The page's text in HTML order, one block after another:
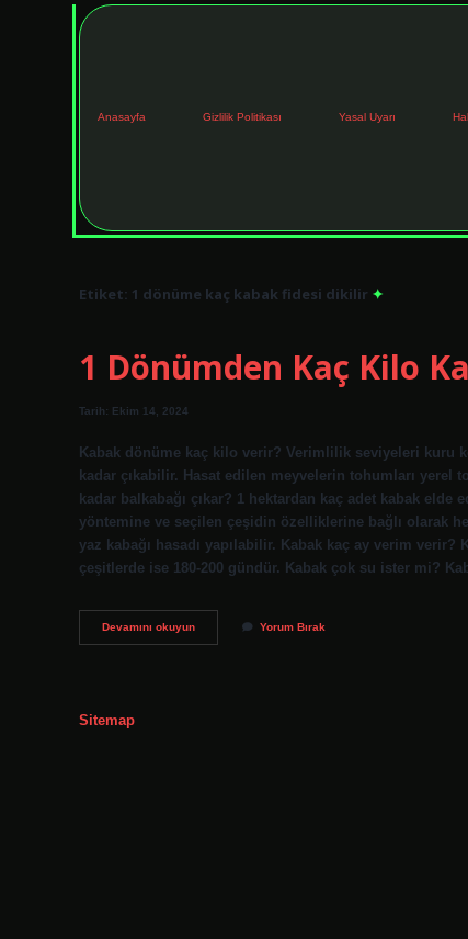
Anasayfa Gizlilik Politikası Yasal Uyarı
Etiket: 1 dönüme kaç kabak fidesi dikilir
1 Dönümden Kaç Kilo
Tarih: Ekim 14, 2024
Kabak dönüme kaç kilo verir? Verimlilik seviyeleri kuru
kadar çıkabilir. Hasat edilen meyvelerin tohumları yerel
kadar balkabağı çıkar? 1 hektardan kaç adet kabak
yöntemine ve seçilen çeşidin özelliklerine bağlı olarak
yaz kabağı hasadı yapılabilir. Kabak kaç ay verim verir?
çeşitlerde ise 180-200 gündür. Kabak çok su ister mi?
Devamını okuyun1
Dönümden
Yorum Bırak
Sitemap